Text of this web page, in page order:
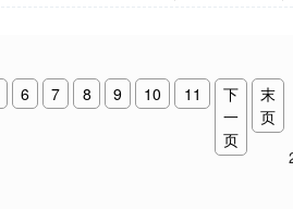
6 7 8 9 10 11
下
一
页
末
页